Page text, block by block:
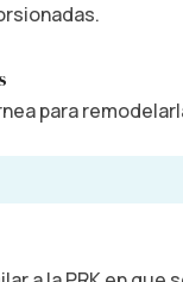
para